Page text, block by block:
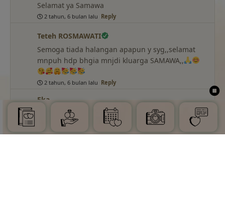
Selamat ya Samawa
2 tahun, 6 bulan lalu Reply
Teteh ROSMAWATI
Semoga tiada halangan apapun y syg,,selamat
mnpuh hdp bhgia mnjdi kluarga SAMAWA,,
2 tahun, 6 bulan lalu Reply
Eka
Semoga lancar sampai hari H & Semoga jadi
keluarga yang samawa ya icha cantikkkkzzzz,
setelah menikah lancar2 rezekinya seperti air